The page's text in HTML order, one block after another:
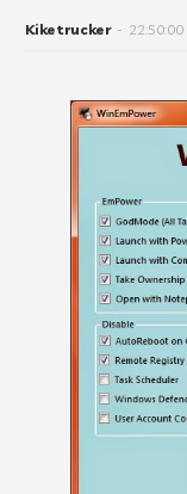
Kiketrucker - 22:50:00